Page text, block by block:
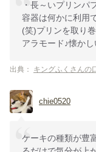
・長～いプリンパ
容器は何かに利用
(笑)プリンを取り
アラモード♪懐か
出典： キングふくさんの
chie0520
ケーキの種類が豊